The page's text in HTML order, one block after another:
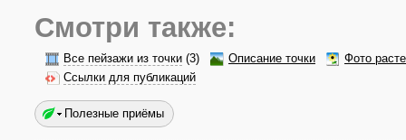
Смотри также:
Все пейзажи из точки (3) Описание точки
Фото
Ссылки для публикаций
Полезные приёмы